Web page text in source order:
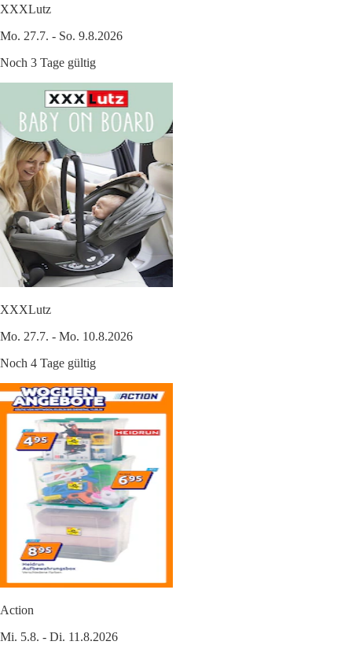
XXXLutz
Mo. 27.7. - So. 9.8.2026
Noch 3 Tage gültig
XXXLutz
Mo. 27.7. - Mo. 10.8.2026
Noch 4 Tage gültig
Action
Mi. 5.8. - Di. 11.8.2026